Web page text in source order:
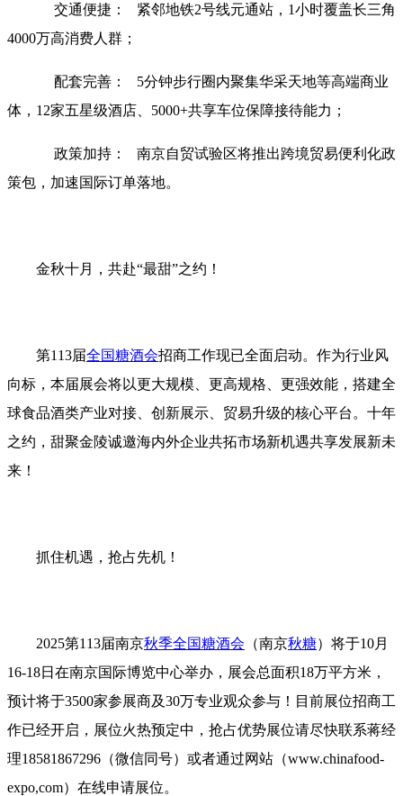
交通便捷： 紧邻地铁2号线元通站，1小时覆盖长三角
4000万高消费人群；
配套完善： 5分钟步行圈内聚集华采天地等高端商业
体，12家五星级酒店、5000+共享车位保障接待能力；
政策加持： 南京自贸试验区将推出跨境贸易便利化政
策包，加速国际订单落地。
金秋十月，共赴“最甜”之约！
第113届全国糖酒会招商工作现已全面启动。作为行业风
向标，本届展会将以更大规模、更高规格、更强效能，搭建全
球食品酒类产业对接、创新展示、贸易升级的核心平台。十年
之约，甜聚金陵诚邀海内外企业共拓市场新机遇共享发展新未
来！
抓住机遇，抢占先机！
2025第113届南京秋季全国糖酒会 （南京秋糖）将于10月
16-18日在南京国际博览中心举办，展会总面积18万平方米，
预计将于3500家参展商及30万专业观众参与！目前展位招商工
作已经开启，展位火热预定中，抢占优势展位请尽快联系蒋经
理18581867296（微信同号）或者通过网站（www.chinafood-
expo,com）在线申请展位。